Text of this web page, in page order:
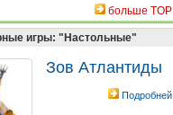
больше TOP
игры: "Настольные"
Зов Атлантиды
Подробней